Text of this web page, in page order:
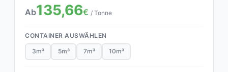
Ab135,66€ / Tonne
CONTAINER AUSWÄHLEN
3m³ 5m³ 7m³ 10m³